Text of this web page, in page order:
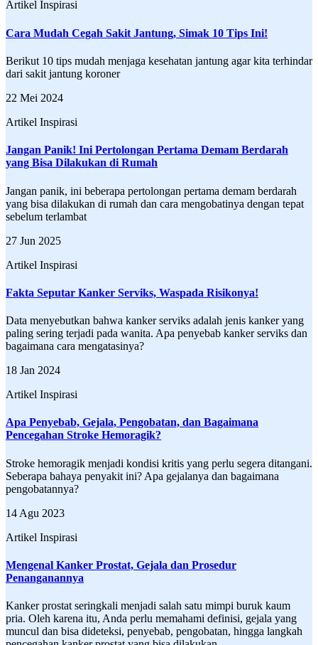
Artikel Inspirasi
Cara Mudah Cegah Sakit Jantung, Simak 10 Tips Ini!
Berikut 10 tips mudah menjaga kesehatan jantung agar kita terhindar
dari sakit jantung koroner
22 Mei 2024
Artikel Inspirasi
Jangan Panik! Ini Pertolongan Pertama Demam Berdarah
yang Bisa Dilakukan di Rumah
Jangan panik, ini beberapa pertolongan pertama demam berdarah
yang bisa dilakukan di rumah dan cara mengobatinya dengan tepat
sebelum terlambat
27 Jun 2025
Artikel Inspirasi
Fakta Seputar Kanker Serviks, Waspada Risikonya!
Data menyebutkan bahwa kanker serviks adalah jenis kanker yang
paling sering terjadi pada wanita. Apa penyebab kanker serviks dan
bagaimana cara mengatasinya?
18 Jan 2024
Artikel Inspirasi
Apa Penyebab, Gejala, Pengobatan, dan Bagaimana
Pencegahan Stroke Hemoragik?
Stroke hemoragik menjadi kondisi kritis yang perlu segera ditangani.
Seberapa bahaya penyakit ini? Apa gejalanya dan bagaimana
pengobatannya?
14 Agu 2023
Artikel Inspirasi
Mengenal Kanker Prostat, Gejala dan Prosedur
Penanganannya
Kanker prostat seringkali menjadi salah satu mimpi buruk kaum
pria. Oleh karena itu, Anda perlu memahami definisi, gejala yang
muncul dan bisa dideteksi, penyebab, pengobatan, hingga langkah